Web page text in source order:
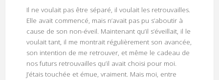
Il ne voulait pas être séparé, il voulait les retrouvailles.
Elle avait commencé, mais n’avait pas pu s’aboutir à
cause de son non-éveil. Maintenant qu’il s’éveillait, il le
voulait tant, il me montrait régulièrement son avancée,
son intention de me retrouver, et même le cadeau de
nos futurs retrouvailles qu’il avait choisi pour moi.
J’étais touchée et émue, vraiment. Mais moi, entre